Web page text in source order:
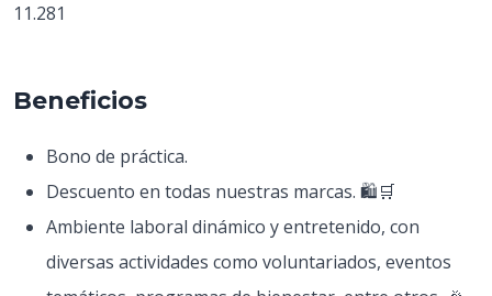
11.281
Beneficios
Bono de práctica.
Descuento en todas nuestras marcas. 🛍️🛒
Ambiente laboral dinámico y entretenido, con
diversas actividades como voluntariados, eventos